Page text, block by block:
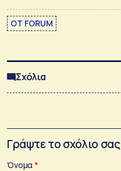
ΟΤ FORUM
Σχόλια
Γράψτε το σχόλιο σας
Όνομα